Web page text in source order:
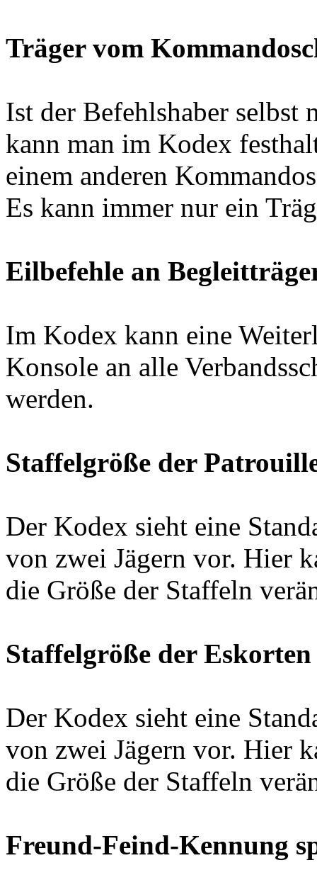
Träger vom
Ist der Befehlshaber selbst
kann man im Kodex
einem anderen
Es kann immer nur ein
Eilbefehle an
Im Kodex kann eine
Konsole an alle
werden.
Staffelgröße der
Der Kodex sieht eine
von zwei Jägern vor. Hier
die Größe der Staffeln
Staffelgröße der Eskorten
Der Kodex sieht eine
von zwei Jägern vor. Hier
die Größe der Staffeln
Freund-Feind-Kennung